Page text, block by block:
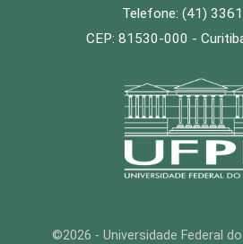
Telefone: (41)
CEP: 81530-000 -
©2026 - Universidade Federal do